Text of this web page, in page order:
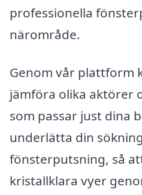
professionella
närområde.
Genom vår plattform
jämföra olika aktörer
som passar just dina
underlätta din
fönsterputsning, så
kristallklara vyer